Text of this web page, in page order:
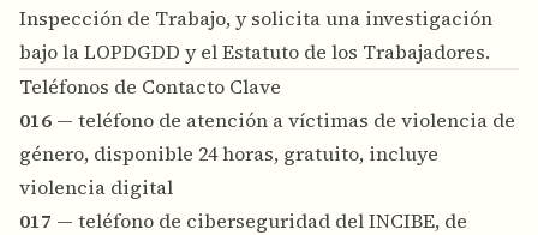
Inspección de Trabajo, y solicita una investigación
bajo la LOPDGDD y el Estatuto de los Trabajadores.
Teléfonos de Contacto Clave
016 — teléfono de atención a víctimas de violencia de
género, disponible 24 horas, gratuito, incluye
violencia digital
017 — teléfono de ciberseguridad del INCIBE, de